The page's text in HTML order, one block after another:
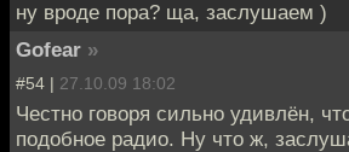
ну вроде пора? ща, заслушаем )
Gofear »
#54 | 27.10.09 18:02
Честно говоря сильно удивлён,
подобное радио. Ну что ж,